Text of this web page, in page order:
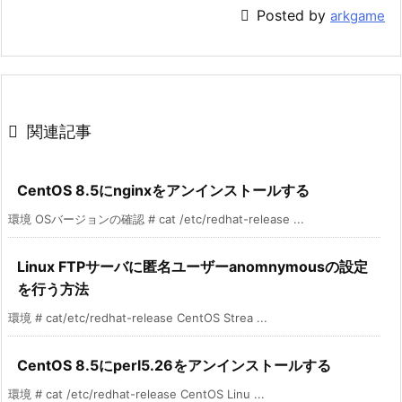
 Posted by arkgame
 関連記事
CentOS 8.5にnginxをアンインストールする
環境 OSバージョンの確認 # cat /etc/redhat-release ...
Linux FTPサーバに匿名ユーザーanomnymousの設定
を行う方法
環境 # cat/etc/redhat-release CentOS Strea ...
CentOS 8.5にperl5.26をアンインストールする
環境 # cat /etc/redhat-release CentOS Linu ...